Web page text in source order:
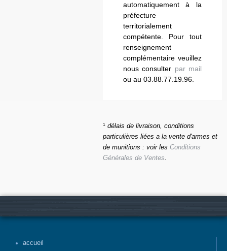
automatiquement à la
préfecture
territorialement
compétente. Pour tout
renseignement
complémentaire veuillez
nous consulter par mail
ou au 03.88.77.19.96.
¹ délais de livraison, conditions
particulières liées a la vente d'armes et
de munitions : voir les Conditions
Générales de Ventes.
accueil